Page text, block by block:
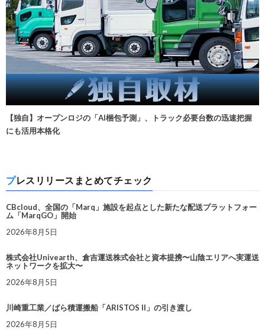
【独自】オープンロジの「AI梱包予測」、トラック必要台数の迅速把握
にも活用本格化
プレスリリースまとめてチェック
CBcloud、全国の「Marq」施設を起点とした新たな配送プラットフォー
ム「MarqGO」開始
2026年8月5日
株式会社Univearth、倉吉運送株式会社と資本提携〜山陰エリアへ実運送
ネットワークを拡大〜
2026年8月5日
川崎重工業／ばら積運搬船「ARISTOS II」の引き渡し
2026年8月5日